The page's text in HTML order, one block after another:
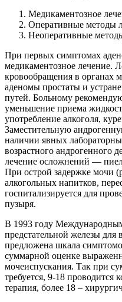
Медикаментозное
Оперативные методы
Неоперативные
При первых симптомах
медикаментозное лечение.
кровообращения в органах
аденомы простаты и
путей. Больному
уменьшение приема
употребление алкоголя,
Заместительную
наличии явных
возрастного андрогенного
лечение осложнений —
При острой задержке мочи
алкогольных напитков,
госпитализируется для
пузыря.
В 1993 году
предстательной железы для
предложена шкала
суммарной оценке
мочеиспускания. Так при
требуется, 9-18 проводится
терапия, более 18 –